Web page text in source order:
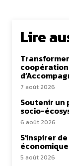
Lire
coopération
7 août 2026
Soutenir un
socio-
6 août 2026
S’inspirer
5 août 2026